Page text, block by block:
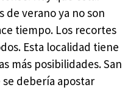
de verano ya no son
tiempo. Los recortes
Esta localidad tiene
más posibilidades. San
debería apostar